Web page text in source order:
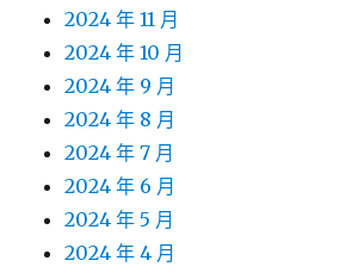
2024 年 11 月
2024 年 10 月
2024 年 9 月
2024 年 8 月
2024 年 7 月
2024 年 6 月
2024 年 5 月
2024 年 4 月